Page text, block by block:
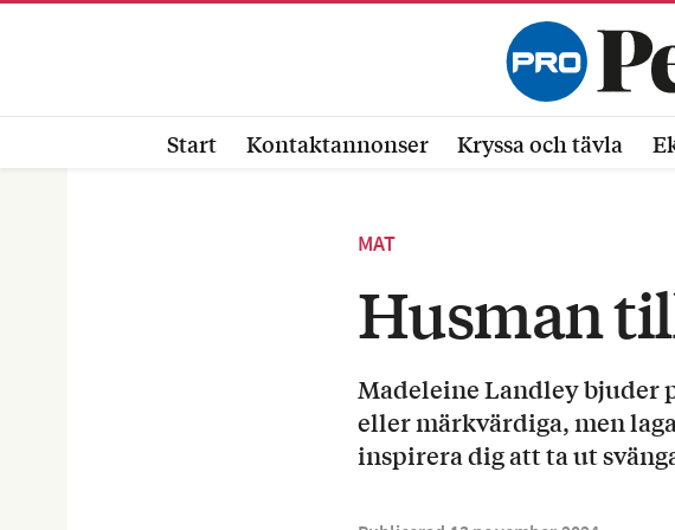
Start Kontaktannonser Kryssa och tävla
MAT
Husman
Madeleine Landley bjuder
eller märkvärdiga, men
inspirera dig att ta ut